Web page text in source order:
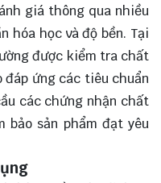
giá thông qua nhiều
hóa học và độ bền. Tại
được kiểm tra chất
đáp ứng các tiêu chuẩn
các chứng nhận chất
bảo sản phẩm đạt yêu